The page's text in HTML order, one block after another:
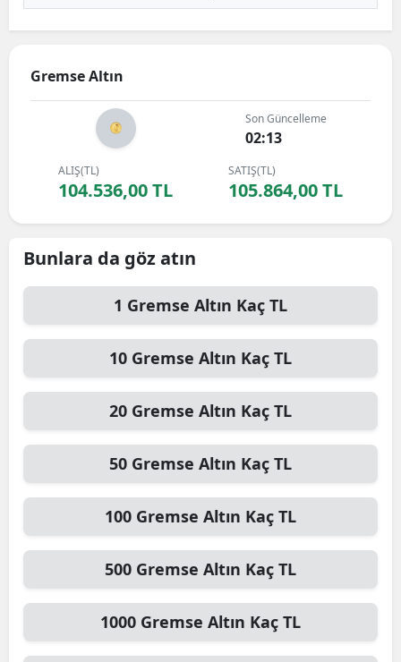
Gremse Altın
Son Güncelleme
02:13
ALIŞ(TL)
104.536,00 TL
SATIŞ(TL)
105.864,00 TL
Bunlara da göz atın
1 Gremse Altın Kaç TL
10 Gremse Altın Kaç TL
20 Gremse Altın Kaç TL
50 Gremse Altın Kaç TL
100 Gremse Altın Kaç TL
500 Gremse Altın Kaç TL
1000 Gremse Altın Kaç TL